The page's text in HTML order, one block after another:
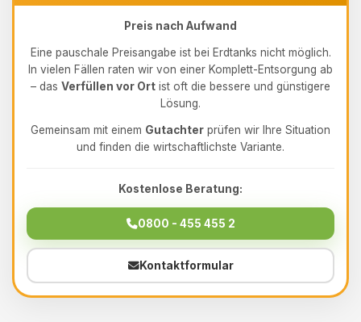
Preis nach Aufwand
Eine pauschale Preisangabe ist bei Erdtanks nicht möglich.
In vielen Fällen raten wir von einer Komplett-Entsorgung ab
– das Verfüllen vor Ort ist oft die bessere und günstigere
Lösung.
Gemeinsam mit einem Gutachter prüfen wir Ihre Situation
und finden die wirtschaftlichste Variante.
Kostenlose Beratung:
0800 - 455 455 2
Kontaktformular